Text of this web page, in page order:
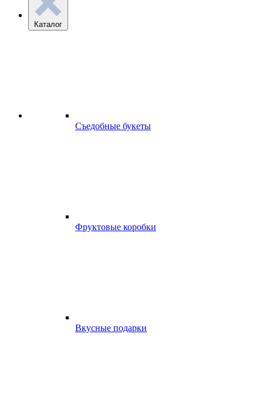
Каталог
Съедобные букеты
Фруктовые коробки
Вкусные подарки